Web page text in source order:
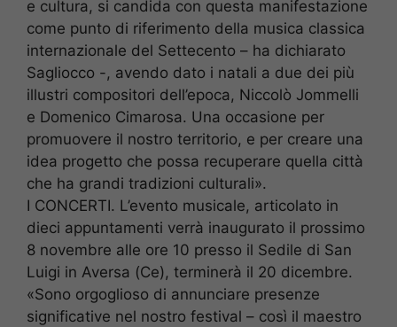
e cultura, si candida con questa manifestazione
come punto di riferimento della musica classica
internazionale del Settecento – ha dichiarato
Sagliocco -, avendo dato i natali a due dei più
illustri compositori dell’epoca, Niccolò Jommelli
e Domenico Cimarosa. Una occasione per
promuovere il nostro territorio, e per creare una
idea progetto che possa recuperare quella città
che ha grandi tradizioni culturali».
I CONCERTI. L’evento musicale, articolato in
dieci appuntamenti verrà inaugurato il prossimo
8 novembre alle ore 10 presso il Sedile di San
Luigi in Aversa (Ce), terminerà il 20 dicembre.
«Sono orgoglioso di annunciare presenze
significative nel nostro festival – così il maestro